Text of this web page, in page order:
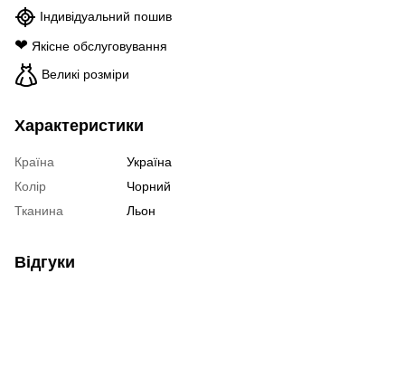
Індивідуальний пошив
❤ Якісне обслуговування
Великі розміри
Характеристики
Країна
Україна
Колір
Чорний
Тканина
Льон
Відгуки